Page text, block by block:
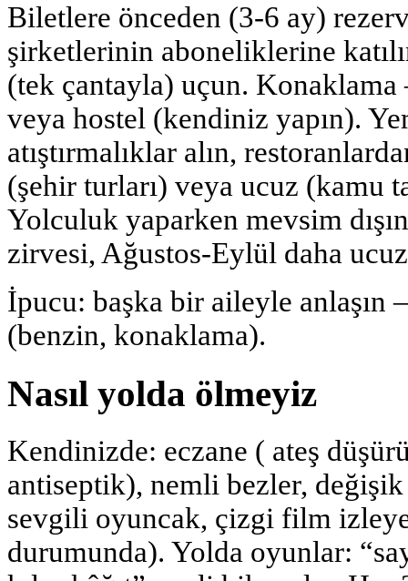
Biletlere önceden (3-6 ay)
şirketlerinin aboneliklerine
(tek çantayla) uçun.
veya hostel (kendiniz yapın).
atıştırmalıklar alın,
(şehir turları) veya ucuz (kamu
Yolculuk yaparken mevsim
zirvesi, Ağustos-Eylül daha
İpucu: başka bir aileyle
(benzin, konaklama).
Nasıl yolda ölmeyiz
Kendinizde: eczane ( ateş
antiseptik), nemli bezler,
sevgili oyuncak, çizgi film
durumunda). Yolda oyunlar: